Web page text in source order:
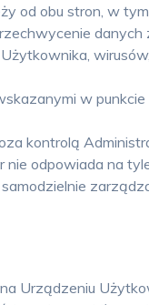
od obu stron, w
w
kontrolą
odpowiada na
Urządzeniu